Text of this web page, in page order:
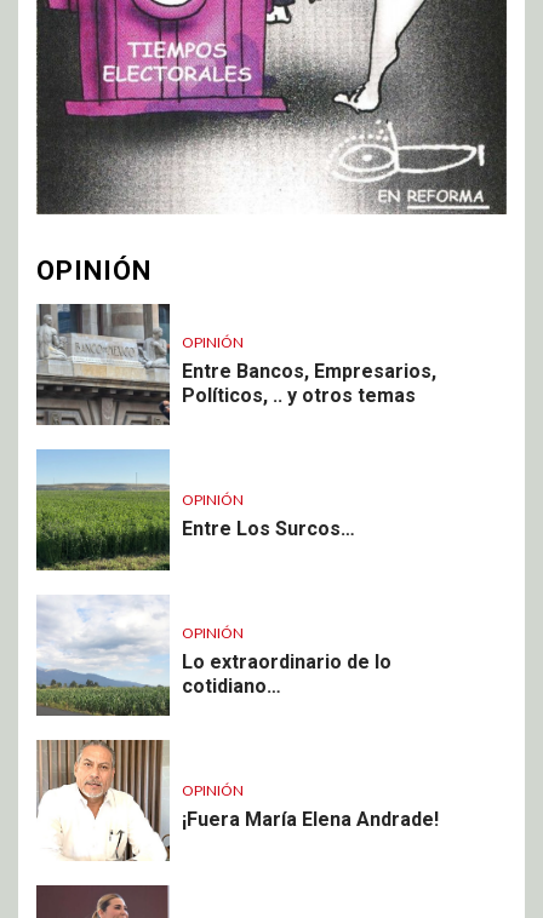
OPINIÓN
OPINIÓN
Entre Bancos, Empresarios,
Políticos, .. y otros temas
OPINIÓN
Entre Los Surcos…
OPINIÓN
Lo extraordinario de lo
cotidiano…
OPINIÓN
¡Fuera María Elena Andrade!